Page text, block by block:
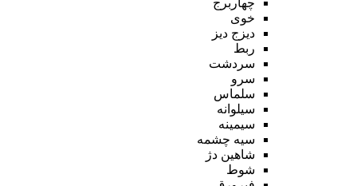
خوی
دیزج دیز
ربط
سردشت
سرو
سلماس
سیلوانه
سیمینه
سیه چشمه
شاهین دژ
شوط